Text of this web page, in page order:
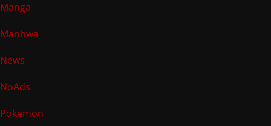
Manga
Manhwa
News
NoAds
Pokemon